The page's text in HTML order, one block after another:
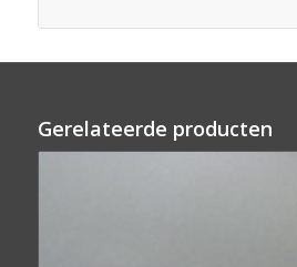
Gerelateerde producten